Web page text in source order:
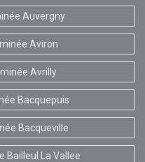
Auvergny
Aviron
Avrilly
Bacquepuis
Bacqueville
Bailleul La Vallee